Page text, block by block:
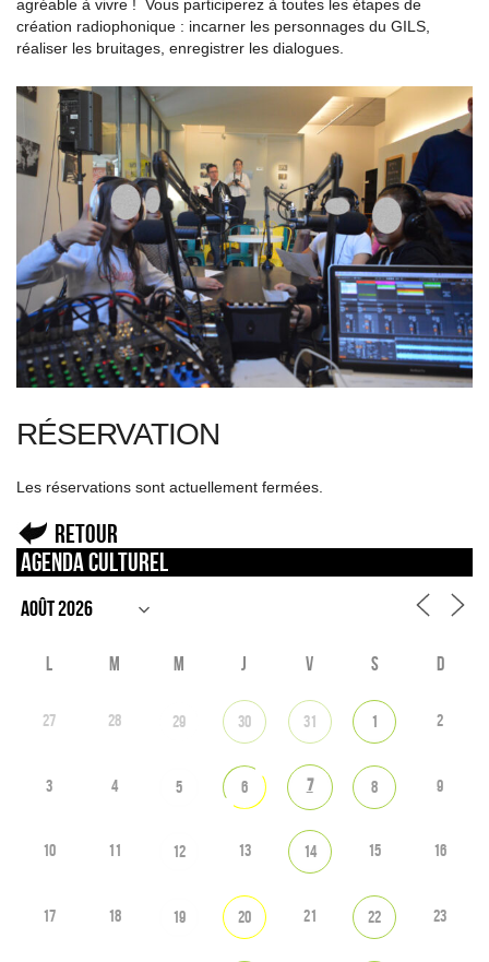
agréable à vivre ! Vous participerez à toutes les étapes de
création radiophonique : incarner les personnages du GILS,
réaliser les bruitages, enregistrer les dialogues.
RÉSERVATION
Les réservations sont actuellement fermées.
Retour
Agenda culturel
L M M J V S D
27 28 29 30 31 1 2
3 4 5 6 7 8 9
10 11 12 13 14 15 16
17 18 19 20 21 22 23